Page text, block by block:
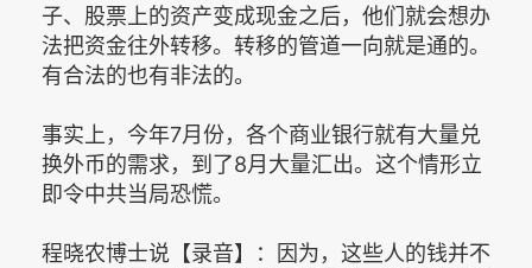
子、股票上的资产变成现金之后，他们就会想办
法把资金往外转移。转移的管道一向就是通的。
有合法的也有非法的。
事实上，今年7月份，各个商业银行就有大量兑
换外币的需求，到了8月大量汇出。这个情形立
即令中共当局恐慌。
程晓农博士说【录音】：因为，这些人的钱并不